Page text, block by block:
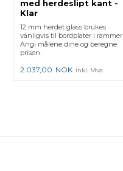
med herdeslipt kant -
Klar
12 mm herdet glass brukes
vanligvis til bordplater i rammer.
Angi målene dine og beregne
prisen.
2.037,00 NOK inkl. Mva